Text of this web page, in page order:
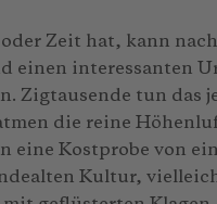
oder Zeit hat, kann
einen interessanten
Zigtausende tun das
die reine
eine Kostprobe von
Kultur,